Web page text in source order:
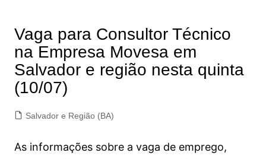
Vaga para Consultor Técnico
na Empresa Movesa em
Salvador e região nesta quinta
(10/07)
Salvador e Região (BA)
As informações sobre a vaga de emprego,